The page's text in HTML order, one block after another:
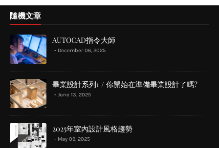
隨機文章
AUTOCAD指令大師
December 06, 2025
畢業設計系列1 / 你開始在準備畢業設計了嗎?
June 13, 2025
2025年室內設計風格趨勢
May 09, 2025